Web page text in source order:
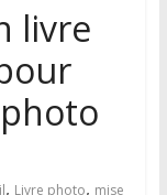
livre
, Livre photo, mise